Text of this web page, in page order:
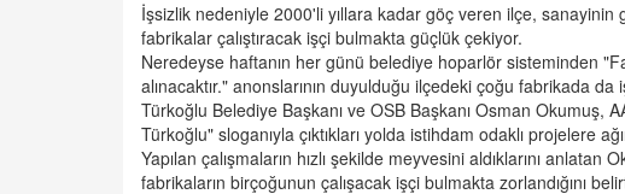
İşsizlik nedeniyle 2000'li yıllara kadar göç veren ilçe,
fabrikalar çalıştıracak işçi bulmakta güçlük çekiyor.
Neredeyse haftanın her günü belediye hoparlör sisteminden
alınacaktır." anonslarının duyulduğu ilçedeki çoğu fabrikada
Türkoğlu Belediye Başkanı ve OSB Başkanı Osman Okumuş,
Türkoğlu" sloganıyla çıktıkları yolda istihdam odaklı projelere
Yapılan çalışmaların hızlı şekilde meyvesini aldıklarını
fabrikaların birçoğunun çalışacak işçi bulmakta zorlandığını